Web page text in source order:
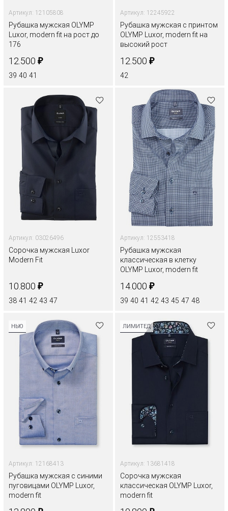
Артикул: 12105808
Рубашка мужская OLYMP
Luxor, modern fit на рост до
176
12.500 ₽
39 40 41
Артикул: 12245922
Рубашка мужская с принтом
OLYMP Luxor, modern fit на
высокий рост
12.500 ₽
42
Артикул: 03026496
Сорочка мужская Luxor
Modern Fit
10.800 ₽
38 41 42 43 47
Артикул: 12553418
Рубашка мужская
классическая в клетку
OLYMP Luxor, modern fit
14.000 ₽
39 40 41 42 43 45 47 48
НЬЮ
Артикул: 12168413
Рубашка мужская с синими
пуговицами OLYMP Luxor,
modern fit
ЛИМИТЕД
Артикул: 13681418
Сорочка мужская
классическая OLYMP Luxor,
modern fit